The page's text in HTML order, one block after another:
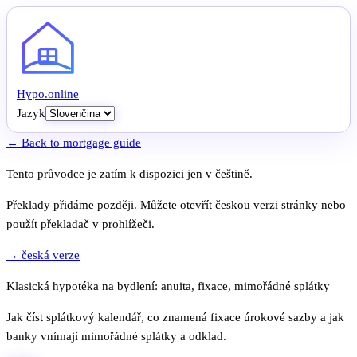
Hypo.online
Jazyk
← Back to mortgage guide
Tento průvodce je zatím k dispozici jen v češtině.
Překlady přidáme později. Můžete otevřít českou verzi stránky nebo
použít překladač v prohlížeči.
→ česká verze
Klasická hypotéka na bydlení: anuita, fixace, mimořádné splátky
Jak číst splátkový kalendář, co znamená fixace úrokové sazby a jak
banky vnímají mimořádné splátky a odklad.